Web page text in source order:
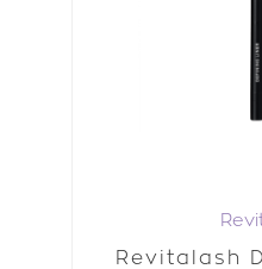
Revitalash